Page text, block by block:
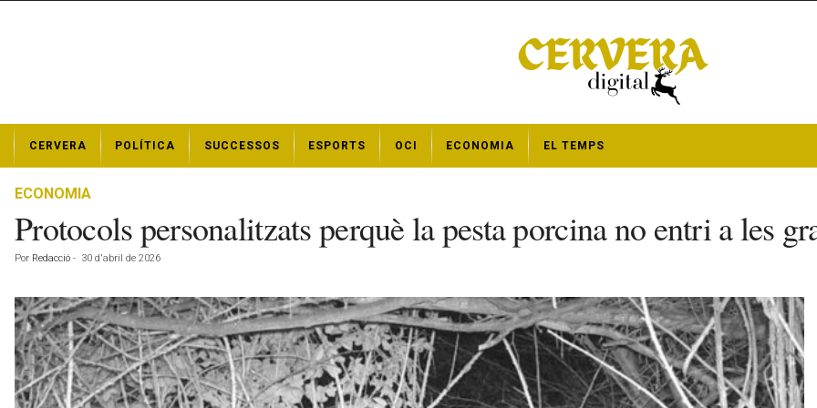
t
CERVERA POLÍTICA SUCCESSOS ESPORTS OCI ECONOMIA EL TEMPS
ECONOMIA
Protocols personalitzats perquè la pesta porcina no entri a les
Por Redacció - 30 d'abril de 2026